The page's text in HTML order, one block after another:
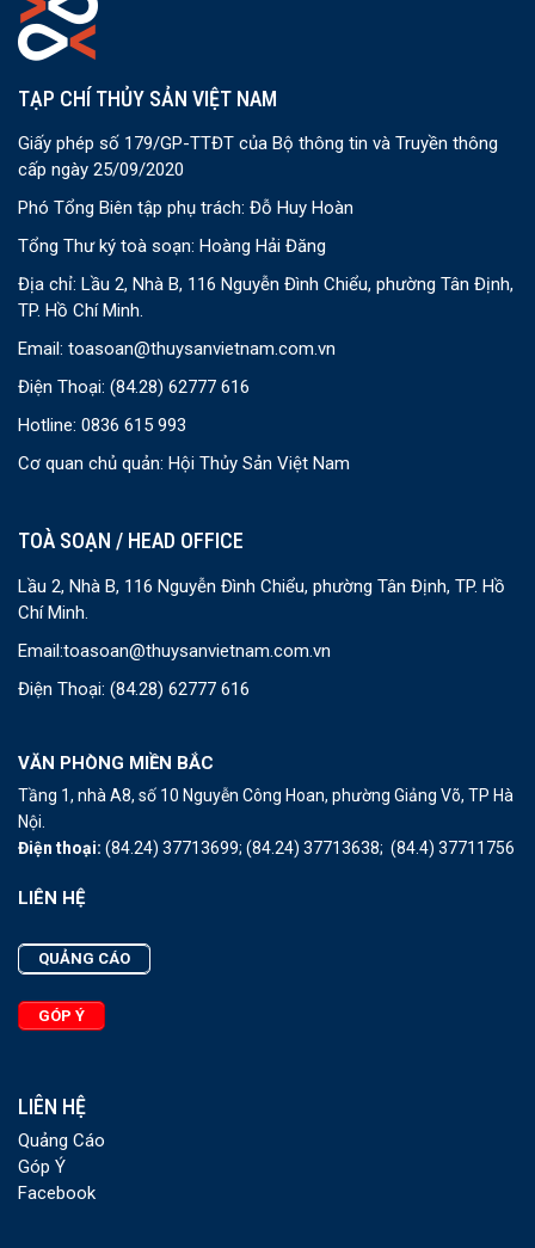
TẠP CHÍ THỦY SẢN VIỆT NAM
Giấy phép số 179/GP-TTĐT của Bộ thông tin và Truyền thông
cấp ngày 25/09/2020
Phó Tổng Biên tập phụ trách: Đỗ Huy Hoàn
Tổng Thư ký toà soạn: Hoàng Hải Đăng
Địa chỉ: Lầu 2, Nhà B, 116 Nguyễn Đình Chiểu, phường Tân Định,
TP. Hồ Chí Minh.
Email: toasoan@thuysanvietnam.com.vn
Điện Thoại: (84.28) 62777 616
Hotline: 0836 615 993
Cơ quan chủ quản: Hội Thủy Sản Việt Nam
TOÀ SOẠN / HEAD OFFICE
Lầu 2, Nhà B, 116 Nguyễn Đình Chiểu, phường Tân Định, TP. Hồ
Chí Minh.
Email:toasoan@thuysanvietnam.com.vn
Điện Thoại: (84.28) 62777 616
VĂN PHÒNG MIỀN BẮC
Tầng 1, nhà A8, số 10 Nguyễn Công Hoan, phường Giảng Võ, TP Hà
Nội.
Điện thoại: (84.24) 37713699; (84.24) 37713638; (84.4) 37711756
LIÊN HỆ
QUẢNG CÁO
GÓP Ý
LIÊN HỆ
Quảng Cáo
Góp Ý
Facebook